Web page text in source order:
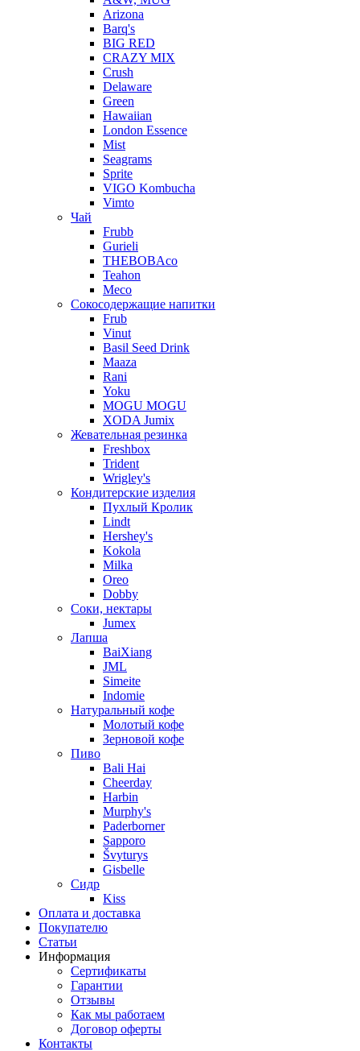
Arizona
Barq's
BIG RED
CRAZY MIX
Crush
Delaware
Green
Hawaiian
London Essence
Mist
Seagrams
Sprite
VIGO Kombucha
Vimto
Чай
Frubb
Gurieli
THEBOBAco
Teahon
Meco
Сокосодержащие напитки
Frub
Vinut
Basil Seed Drink
Maaza
Rani
Yoku
MOGU MOGU
XODA Jumix
Жевательная резинка
Freshbox
Trident
Wrigley's
Кондитерские изделия
Пухлый Кролик
Lindt
Hershey's
Kokola
Milka
Oreo
Dobby
Соки, нектары
Jumex
Лапша
BaiXiang
JML
Simeite
Indomie
Натуральный кофе
Молотый кофе
Зерновой кофе
Пиво
Bali Hai
Cheerday
Harbin
Murphy's
Paderborner
Sapporo
Švyturys
Gisbelle
Сидр
Kiss
Оплата и доставка
Покупателю
Статьи
Информация
Сертификаты
Гарантии
Отзывы
Как мы работаем
Договор оферты
Контакты